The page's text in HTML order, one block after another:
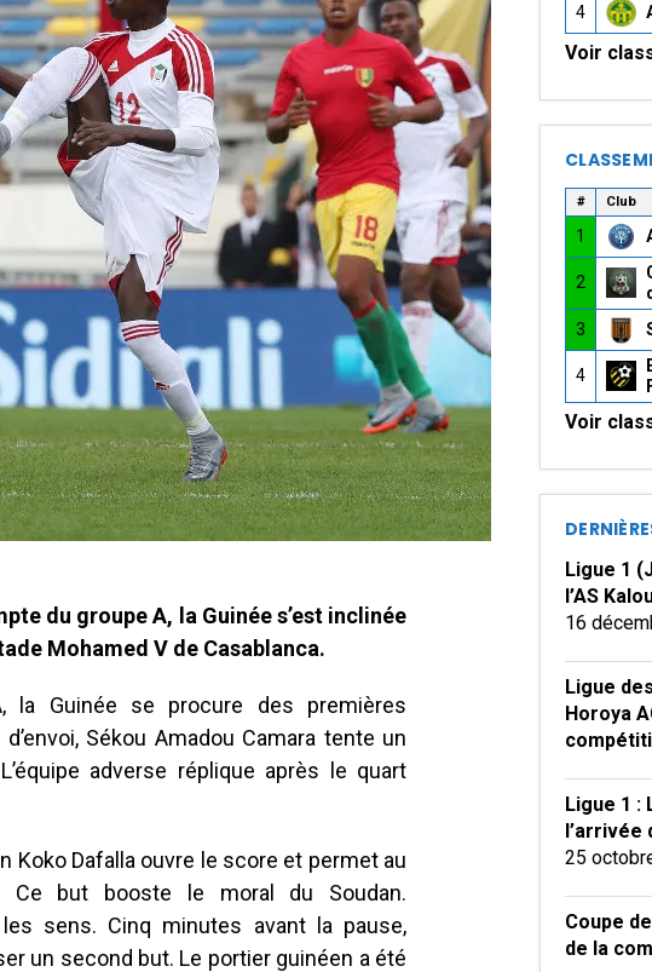
du groupe A, la Guinée s’est inclinée
Mohamed V de Casablanca.
la Guinée se procure des premières
Sékou Amadou Camara tente un
adverse réplique après le quart
Koko Dafalla ouvre le score et permet au
Ce but booste le moral du Soudan.
sens. Cinq minutes avant la pause,
un second but. Le portier guinéen a été
4
Voir
# Club
1
2
3
4
Voir
Ligue 1
l’AS
16
Ligue
Horoya
Ligue 1 :
l’arrivée
25
Coupe
de la